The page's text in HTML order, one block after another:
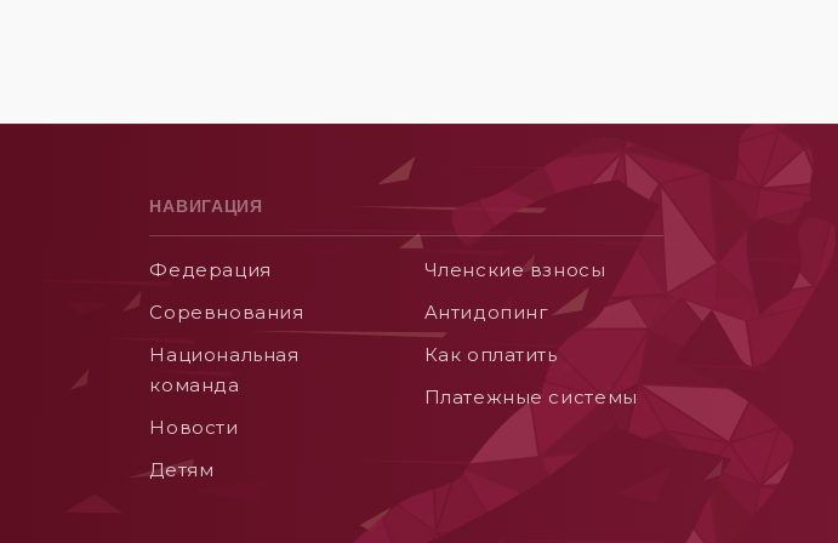
НАВИГАЦИЯ
Федерация
Соревнования
Национальная
команда
Новости
Детям
Членские взносы
Aнтидопинг
Как оплатить
Платежные системы